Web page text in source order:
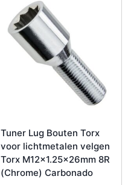
Tuner Lug Bouten Torx
voor lichtmetalen velgen
Torx M12x1.25x26mm 8R
(Chrome) Carbonado